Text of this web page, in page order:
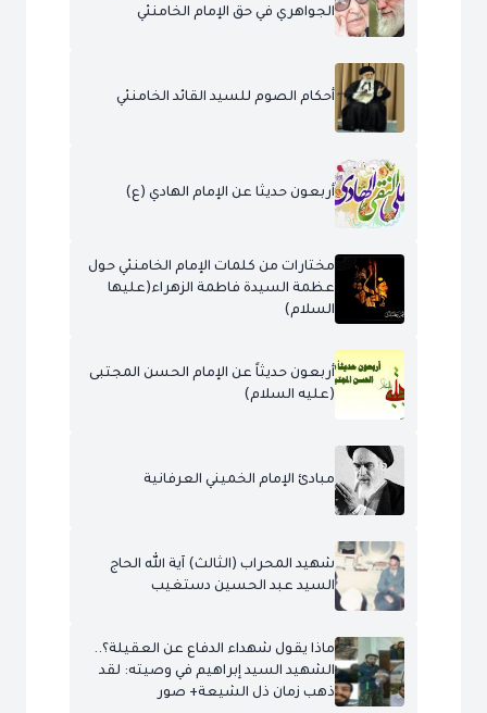
الجواهري في حق الإمام الخامنئي
أحكام الصوم للسيد القائد الخامنئي
أربعون حديثا عن الإمام الهادي (ع)
مختارات من كلمات الإمام الخامنئي حول
عظمة السيدة فاطمة الزهراء(عليها
السلام)
أربعون حديثاً عن الإمام الحسن المجتبى
(عليه السلام)
مبادئ الإمام الخميني العرفانية
شهيد المحراب (الثالث) آية الله الحاج
السيد عبد الحسين دستغيب
ماذا يقول شهداء الدفاع عن العقيلة؟..
الشهيد السيد إبراهيم في وصيته: لقد
ذهب زمان ذل الشيعة+ صور